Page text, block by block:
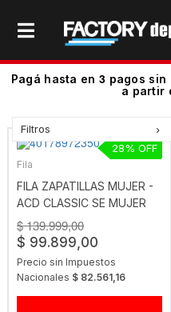
Pagá hasta en 3 pagos
a partir
Filtros
Fila
FILA ZAPATILLAS MUJER -
ACD CLASSIC SE MUJER
NEGRO-ORO
$ 139.999,00
$ 99.899,00
Precio sin Impuestos
Nacionales $ 82.561,16
28